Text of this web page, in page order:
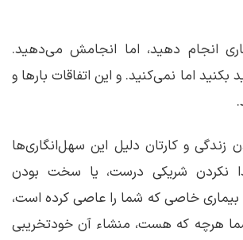
انجام دهید، اما انجامش می‌دهید.
بکنید اما نمی‌کنید. و این اتفاقات بارها و
زندگی و کارتان دلیل این سهل‌انگاری‌ها
نکردن شریکی درست، یا سخت بودن
بیماری خاصی که شما را عاصی کرده است،
هرچه که هست، منشاء آن خودتخریبی